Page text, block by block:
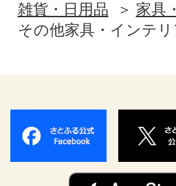
雑貨・日用品
家具
その他家具・インテリ